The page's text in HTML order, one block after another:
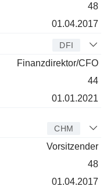
48
01.04.2017
DFI
Finanzdirektor/CFO
44
01.01.2021
CHM
Vorsitzender
48
01.04.2017